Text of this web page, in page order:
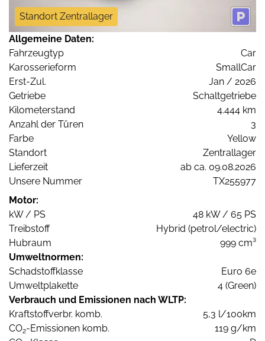
Standort Zentrallager
Allgemeine Daten:
Fahrzeugtyp
Car
Karosserieform
SmallCar
Erst-Zul.
Jan / 2026
Getriebe
Schaltgetriebe
Kilometerstand
4.444 km
Anzahl der Türen
3
Farbe
Yellow
Standort
Zentrallager
Lieferzeit
ab ca. 09.08.2026
Unsere Nummer
TX255977
Motor:
kW / PS
48 kW / 65 PS
Treibstoff
Hybrid (petrol/electric)
Hubraum
999 cm³
Umweltnormen:
Schadstoffklasse
Euro 6e
Umweltplakette
4 (Green)
Verbrauch und Emissionen nach WLTP:
Kraftstoffverbr. komb.
5,3 l/100km
CO2-Emissionen komb.
119 g/km